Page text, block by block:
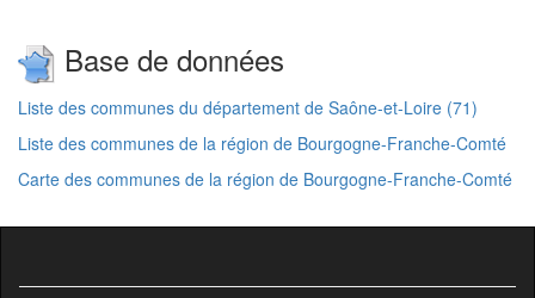
Base de données
Liste des communes du département de Saône-et-Loire (71)
Liste des communes de la région de Bourgogne-Franche-Comté
Carte des communes de la région de Bourgogne-Franche-Comté